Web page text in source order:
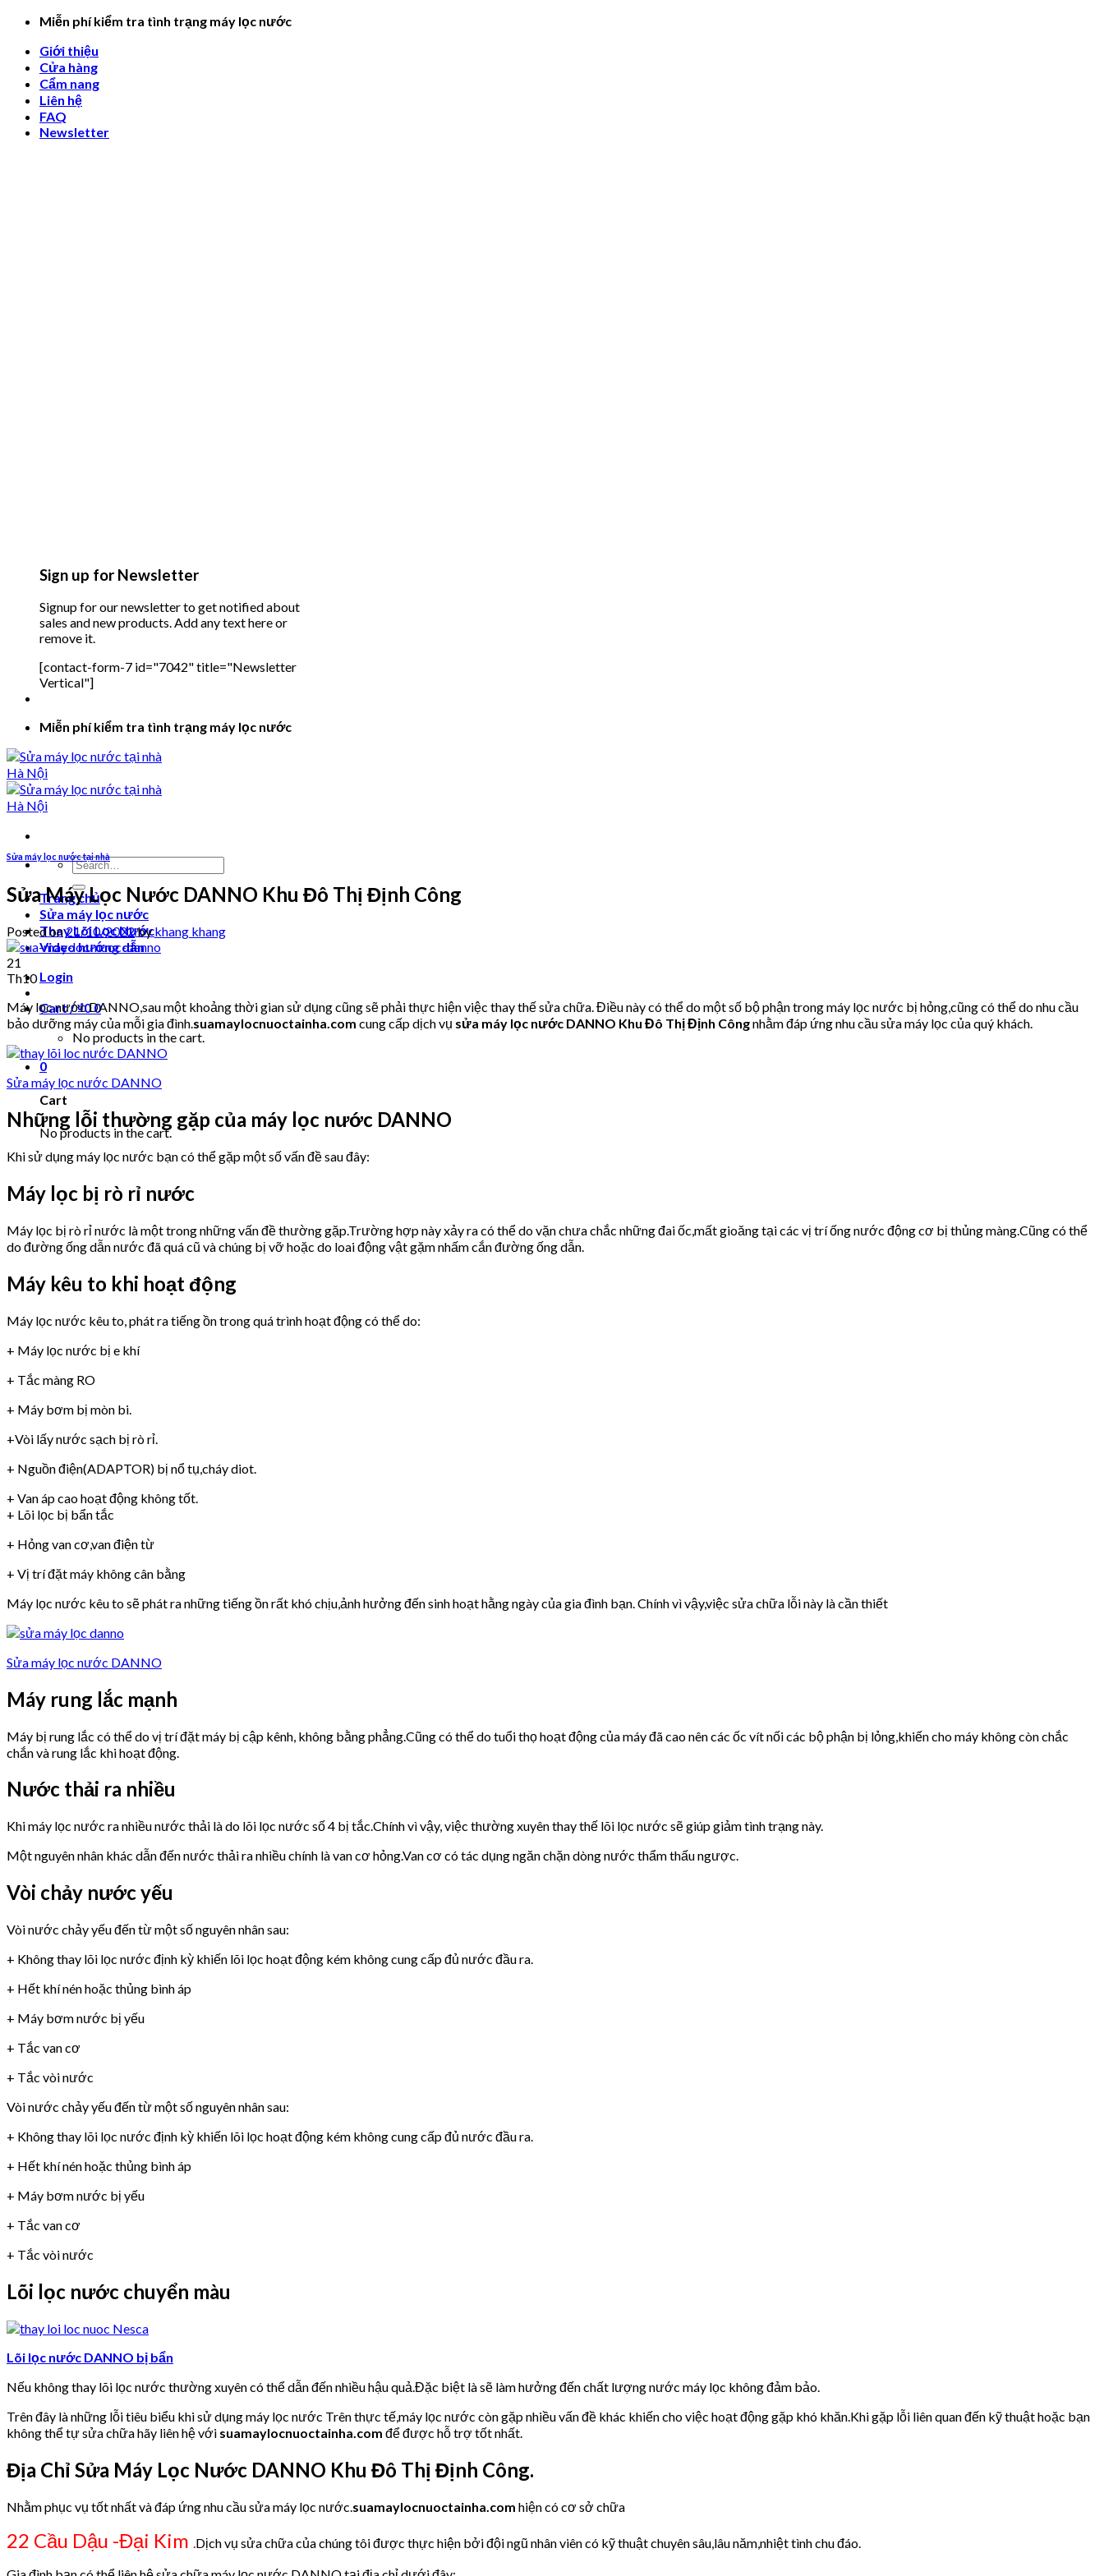
Skip
content
Miễn phí kiểm tra tình trạng máy lọc nước
Giới thiệu
Cửa hàng
Cẩm nang
Liên hệ
FAQ
Newsletter
Sign up for Newsletter
Signup for our newsletter to get notified about
sales and new products. Add any text here or
remove it.
[contact-form-7 id="7042" title="Newsletter
Vertical"]
Miễn phí kiểm tra tình trạng máy lọc nước
Search
for:
Trang chủ
Sửa máy lọc nước
Thay Lõi Lọc Nước
Video hướng dẫn
Login
Cart /₫00
No products in the cart.
0
Cart
No products in the cart.
Sửa máy lọc nước tại nhà
Sửa Máy Lọc Nước DANNO Khu Đô Thị Định Công
Posted on21/10/2022bykhang khang
21
Th10
Máy lọc nước DANNO,sau một khoảng thời gian sử dụng cũng sẽ phải thực hiện việc thay thế sửa chữa. Điều này có thể do một số bộ phận trong máy lọc nước bị hỏng,cũng có thể do nhu cầu
bảo dưỡng máy của mỗi gia đình.suamaylocnuoctainha.com cung cấp dịch vụ sửa máy lọc nước DANNO Khu Đô Thị Định Côngnhằm đáp ứng nhu cầu sửa máy lọc của quý khách.
Sửa máy lọc nước DANNO
Những lỗi thường gặp của máy lọc nước DANNO
Khi sử dụng máy lọc nước bạn có thể gặp một số vấn đề sau đây:
Máy lọc bị rò rỉ nước
Máy lọc bị rò rỉ nước là một trong những vấn đề thường gặp.Trường hợp này xảy ra có thể do vặn chưa chắc những đai ốc,mất gioăng tại các vị trí ống nước động cơ bị thủng màng.Cũng có thể
do đường ống dẫn nước đã quá cũ và chúng bị vỡ hoặc do loai động vật gặm nhấm cắn đường ống dẫn.
Máy kêu to khi hoạt động
Máy lọc nước kêu to, phát ra tiếng ồn trong quá trình hoạt động có thể do:
+ Máy lọc nước bị e khí
+ Tắc màng RO
+ Máy bơm bị mòn bi.
+Vòi lấy nước sạch bị rò rỉ.
+ Nguồn điện(ADAPTOR) bị nổ tụ,cháy diot.
+ Van áp cao hoạt động không tốt.
+ Lõi lọc bị bẩn tắc
+ Hỏng van cơ,van điện từ
+ Vị trí đặt máy không cân bằng
Máy lọc nước kêu to sẽ phát ra những tiếng ồn rất khó chịu,ảnh hưởng đến sinh hoạt hằng ngày của gia đình bạn. Chính vì vậy,việc sửa chữa lỗi này là cần thiết
Sửa máy lọc nước DANNO
Máy rung lắc mạnh
Máy bị rung lắc có thể do vị trí đặt máy bị cập kênh, không bằng phẳng.Cũng có thể do tuổi thọ hoạt động của máy đã cao nên các ốc vít nối các bộ phận bị lỏng,khiến cho máy không còn chắc
chắn và rung lắc khi hoạt động.
Nước thải ra nhiều
Khi máy lọc nước ra nhiều nước thải là do lõi lọc nước số 4 bị tắc.Chính vì vậy, việc thường xuyên thay thế lõi lọc nước sẽ giúp giảm tình trạng này.
Một nguyên nhân khác dẫn đến nước thải ra nhiều chính là van cơ hỏng.Van cơ có tác dụng ngăn chặn dòng nước thẩm thấu ngược.
Vòi chảy nước yếu
Vòi nước chảy yếu đến từ một số nguyên nhân sau:
+ Không thay lõi lọc nước định kỳ khiến lõi lọc hoạt động kém không cung cấp đủ nước đầu ra.
+ Hết khí nén hoặc thủng bình áp
+ Máy bơm nước bị yếu
+ Tắc van cơ
+ Tắc vòi nước
Vòi nước chảy yếu đến từ một số nguyên nhân sau:
+ Không thay lõi lọc nước định kỳ khiến lõi lọc hoạt động kém không cung cấp đủ nước đầu ra.
+ Hết khí nén hoặc thủng bình áp
+ Máy bơm nước bị yếu
+ Tắc van cơ
+ Tắc vòi nước
Lõi lọc nước chuyển màu
Lõi lọc nước DANNO bị bẩn
Nếu không thay lõi lọc nước thường xuyên có thể dẫn đến nhiều hậu quả.Đặc biệt là sẽ làm hưởng đến chất lượng nước máy lọc không đảm bảo.
Trên đây là những lỗi tiêu biểu khi sử dụng máy lọc nước Trên thực tế,máy lọc nước còn gặp nhiều vấn đề khác khiến cho việc hoạt động gặp khó khăn.Khi gặp lỗi liên quan đến kỹ thuật hoặc bạn
không thể tự sửa chữa hãy liên hệ với suamaylocnuoctainha.com để được hỗ trợ tốt nhất.
Địa Chỉ Sửa Máy Lọc Nước DANNO Khu Đô Thị Định Công.
Nhằm phục vụ tốt nhất và đáp ứng nhu cầu sửa máy lọc nước. suamaylocnuoctainha.com hiện có cơ sở chữa
22 Cầu Dậu -Đại Kim Dịch vụ sửa chữa của chúng tôi được thực hiện bởi đội ngũ nhân viên có kỹ thuật chuyên sâu,lâu năm,nhiệt tình chu đáo.